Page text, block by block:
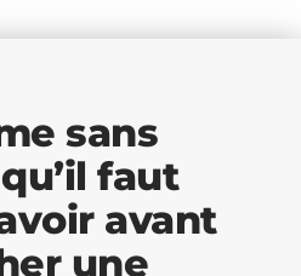
sans
faut
avant
une